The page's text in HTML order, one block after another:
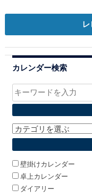
ナ
ビ
ゲ
シ
ョ
ン
レ
カレンダー検索
壁掛けカレンダー
卓上カレンダー
ダイアリー